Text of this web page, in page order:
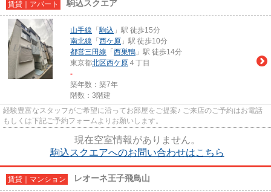
賃貸｜アパート 駒込スクエア
山手線 「駒込 」駅 徒歩15分
南北線 「 西ケ原 」駅 徒歩10分
都営三田線 「 西巣鴨 」駅 徒歩14分
東京都北区西ケ原 ４丁目
-
築年数：築7年
階数：3階建
経験豊富なスタッフがご希望に沿ってお部屋をご提案♪ ご来店のご予約はお電話
もしくは下記ご予約フォームよりお願いします。
現在空室情報がありません。
駒込スクエアへのお問い合わせはこちら
賃貸｜マンション レオーネ王子飛鳥山